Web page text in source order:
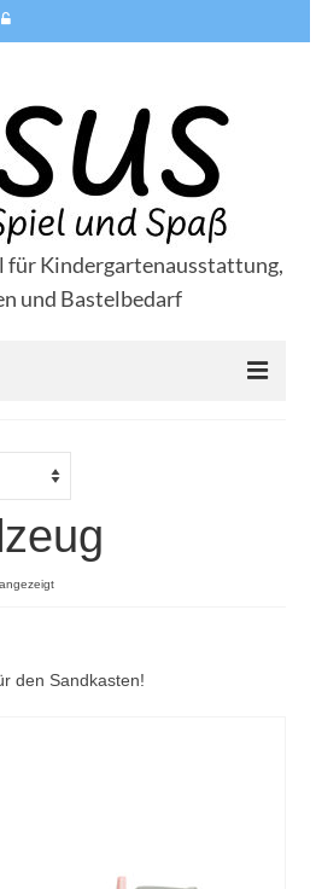
für Kindergartenausstattung,
und Bastelbedarf
den Sandkasten!